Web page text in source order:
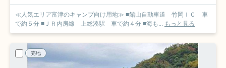
≪人気エリア富津のキャンプ向け用地≫ ■館山自動車道 竹岡ＩＣ 車
で約５分 ■ＪＲ内房線 上総湊駅 車で約４分 ■海も... もっと見る
売地